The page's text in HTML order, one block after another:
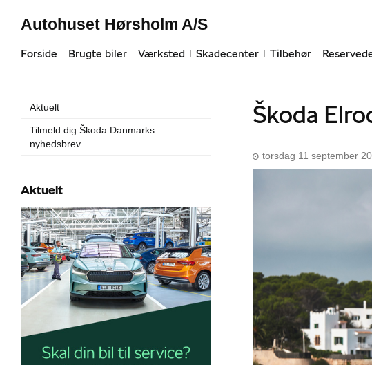
Forside Brugte biler Værksted Skadecenter Tilbehør
Autohuset Hørsholm A/S
Aktuelt
Tilmeld dig Škoda Danmarks
nyhedsbrev
Aktuelt
Škoda
torsdag 11 september